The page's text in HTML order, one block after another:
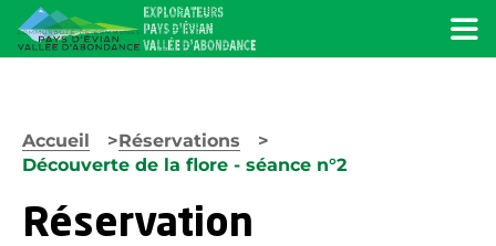
Accueil
Réservations
Découverte de la flore - séance n°2
Réservation